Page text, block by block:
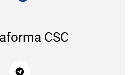
CSC